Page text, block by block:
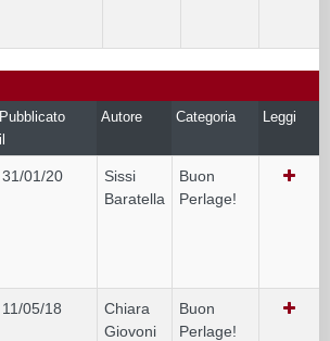
Pubblicato
il
Autore Categoria Leggi
31/01/20
Sissi
Baratella
Buon
Perlage!
11/05/18
Chiara
Giovoni
Buon
Perlage!